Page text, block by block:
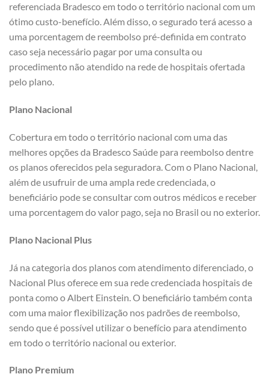
referenciada Bradesco em todo o território nacional com um
ótimo custo-benefício. Além disso, o segurado terá acesso a
uma porcentagem de reembolso pré-definida em contrato
caso seja necessário pagar por uma consulta ou
procedimento não atendido na rede de hospitais ofertada
pelo plano.
Plano Nacional
Cobertura em todo o território nacional com uma das
melhores opções da Bradesco Saúde para reembolso dentre
os planos oferecidos pela seguradora. Com o Plano Nacional,
além de usufruir de uma ampla rede credenciada, o
beneficiário pode se consultar com outros médicos e receber
uma porcentagem do valor pago, seja no Brasil ou no exterior.
Plano Nacional Plus
Já na categoria dos planos com atendimento diferenciado, o
Nacional Plus oferece em sua rede credenciada hospitais de
ponta como o Albert Einstein. O beneficiário também conta
com uma maior flexibilização nos padrões de reembolso,
sendo que é possível utilizar o benefício para atendimento
em todo o território nacional ou exterior.
Plano Premium